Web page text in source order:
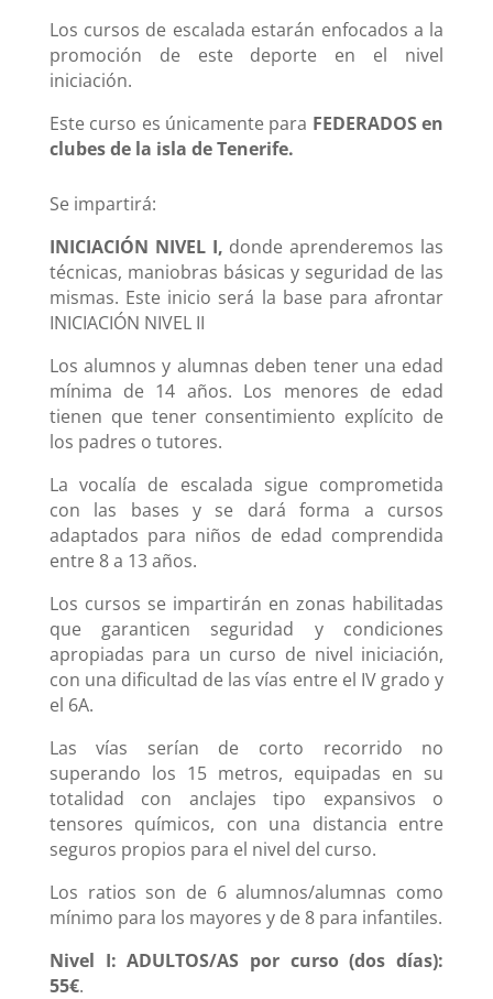
Los cursos de escalada estarán enfocados a la
promoción de este deporte en el nivel
iniciación.
Este curso es únicamente para FEDERADOS en
clubes de la isla de Tenerife.
Se impartirá:
INICIACIÓN NIVEL I, donde aprenderemos las
técnicas, maniobras básicas y seguridad de las
mismas. Este inicio será la base para afrontar
INICIACIÓN NIVEL II
Los alumnos y alumnas deben tener una edad
mínima de 14 años. Los menores de edad
tienen que tener consentimiento explícito de
los padres o tutores.
La vocalía de escalada sigue comprometida
con las bases y se dará forma a cursos
adaptados para niños de edad comprendida
entre 8 a 13 años.
Los cursos se impartirán en zonas habilitadas
que garanticen seguridad y condiciones
apropiadas para un curso de nivel iniciación,
con una dificultad de las vías entre el IV grado y
el 6A.
Las vías serían de corto recorrido no
superando los 15 metros, equipadas en su
totalidad con anclajes tipo expansivos o
tensores químicos, con una distancia entre
seguros propios para el nivel del curso.
Los ratios son de 6 alumnos/alumnas como
mínimo para los mayores y de 8 para infantiles.
Nivel I: ADULTOS/AS por curso (dos días):
55€.